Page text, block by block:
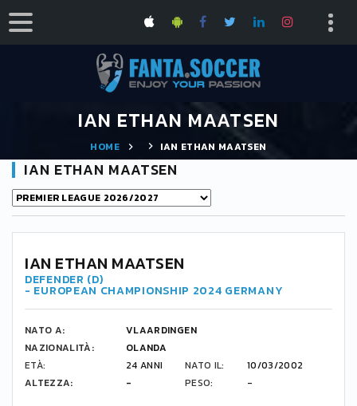
IAN ETHAN MAATSEN
HOME IAN ETHAN MAATSEN
IAN ETHAN MAATSEN
-
IAN ETHAN MAATSEN
DEFENDER (D)
- EUROPEAN CHAMPIONSHIP 2024 GERMANY
NATO A:
VLAARDINGEN
NAZIONALITÀ:
OLANDA
ETÀ:
24 ANNI NATO IL:
10/03/2002
ALTEZZA:
- PESO: -